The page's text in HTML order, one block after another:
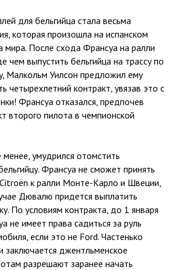
для бельгийца стала весьма
которая произошла на испанском
мира. После схода Франсуа на ралли
чем выпустить бельгийца на трассу по
Малкольм Уилсон предложил ему
четырехлетний контракт, увязав это с
Франсуа отказался, предпочев
второго пилота в чемпионской
умудрился отомстить
Франсуа не сможет принять
Citroën к ралли Монте-Карло и Швеции,
Дювалю придется выплатить
По условиям контракта, до 1 января
не имеет права садиться за руль
если это не Ford. Частенько
джентльменское
разрешают заранее начать